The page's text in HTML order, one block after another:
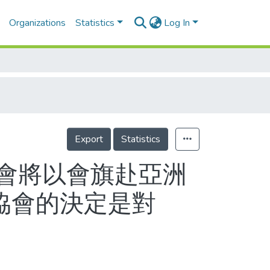
Organizations Statistics Log In
Export Statistics
將以會旗赴亞洲
會的決定是對